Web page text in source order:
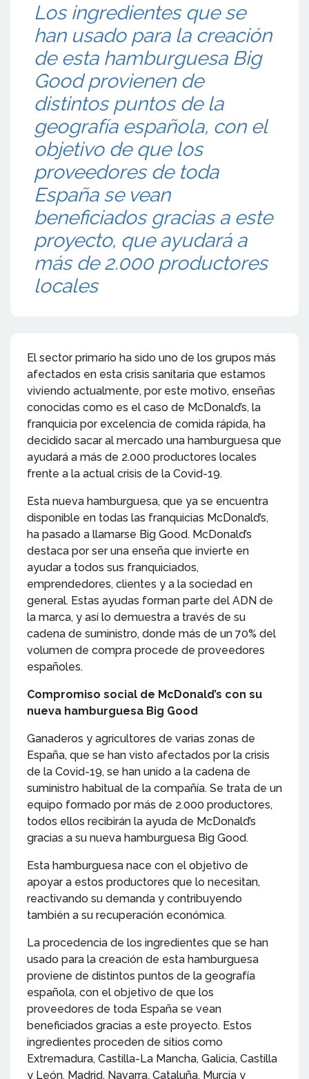
Los ingredientes que se
han usado para la creación
de esta hamburguesa Big
Good provienen de
distintos puntos de la
geografía española, con el
objetivo de que los
proveedores de toda
España se vean
beneficiados gracias a este
proyecto, que ayudará a
más de 2.000 productores
locales
El sector primario ha sido uno de los grupos más
afectados en esta crisis sanitaria que estamos
viviendo actualmente, por este motivo, enseñas
conocidas como es el caso de McDonald’s, la
franquicia por excelencia de comida rápida, ha
decidido sacar al mercado una hamburguesa que
ayudará a más de 2.000 productores locales
frente a la actual crisis de la Covid-19.
Esta nueva hamburguesa, que ya se encuentra
disponible en todas las franquicias McDonald’s,
ha pasado a llamarse Big Good. McDonald’s
destaca por ser una enseña que invierte en
ayudar a todos sus franquiciados,
emprendedores, clientes y a la sociedad en
general. Estas ayudas forman parte del ADN de
la marca, y así lo demuestra a través de su
cadena de suministro, donde más de un 70% del
volumen de compra procede de proveedores
españoles.
Compromiso social de McDonald’s con su
nueva hamburguesa Big Good
Ganaderos y agricultores de varias zonas de
España, que se han visto afectados por la crisis
de la Covid-19, se han unido a la cadena de
suministro habitual de la compañía. Se trata de un
equipo formado por más de 2.000 productores,
todos ellos recibirán la ayuda de McDonald’s
gracias a su nueva hamburguesa Big Good.
Esta hamburguesa nace con el objetivo de
apoyar a estos productores que lo necesitan,
reactivando su demanda y contribuyendo
también a su recuperación económica.
La procedencia de los ingredientes que se han
usado para la creación de esta hamburguesa
proviene de distintos puntos de la geografía
española, con el objetivo de que los
proveedores de toda España se vean
beneficiados gracias a este proyecto. Estos
ingredientes proceden de sitios como
Extremadura, Castilla-La Mancha, Galicia, Castilla
y León, Madrid, Navarra, Cataluña, Murcia y